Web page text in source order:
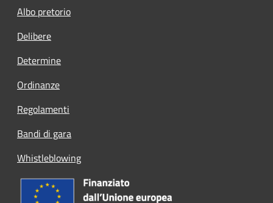
Albo pretorio
Delibere
Determine
Ordinanze
Regolamenti
Bandi di gara
Whistleblowing